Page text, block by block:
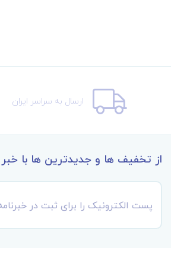
ارسال به سراسر ایران
از تخفیف ها و جدیدترین ها با